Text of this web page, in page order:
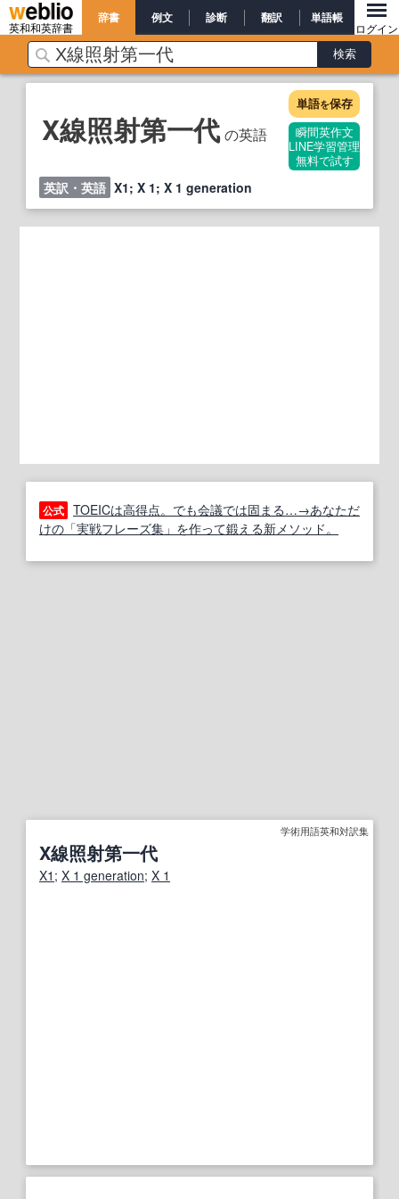
英和和英辞書
辞書 例文 診断 翻訳 単語帳
ログイン
X線照射第一代 の英語
単語を保存
瞬間英作文
LINE学習管理
無料で試す
英訳・英語 X1; X 1; X 1 generation
公式 TOEICは高得点。でも会議では固まる…→あなただ
けの「実戦フレーズ集」を作って鍛える新メソッド。
学術用語英和対訳集
X線照射第一代
X1 ; X 1 generation; X 1